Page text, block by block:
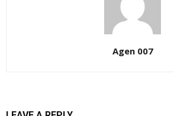
Agen 007